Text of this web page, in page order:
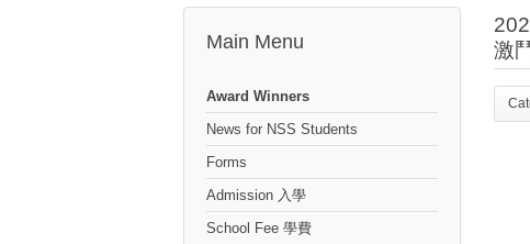
Main Menu
Award Winners
News for NSS Students
Forms
Admission 入學
School Fee 學費
激